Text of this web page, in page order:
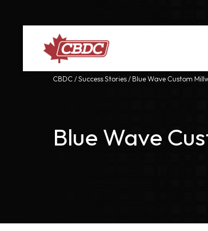
CBDC /Success Stories/Blue Wave Custom
Blue Wave